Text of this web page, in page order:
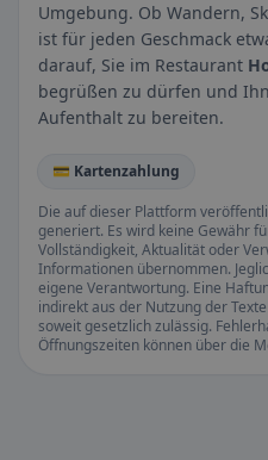
Umgebung. Ob Wandern,
ist für jeden Geschmack
darauf, Sie im Restaurant
begrüßen zu dürfen und
Aufenthalt zu bereiten.
💳 Kartenzahlung
Die auf dieser Plattform
generiert. Es wird keine Gewähr
Vollständigkeit, Aktualität oder
Informationen übernommen.
eigene Verantwortung. Eine
indirekt aus der Nutzung der
soweit gesetzlich zulässig.
Öffnungszeiten können über die